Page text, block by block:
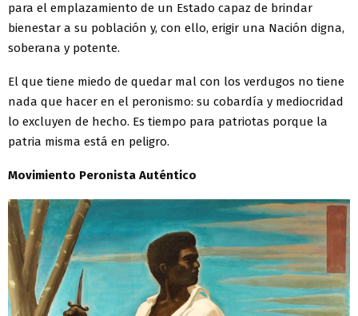
para el emplazamiento de un Estado capaz de brindar
bienestar a su población y, con ello, erigir una Nación digna,
soberana y potente.
El que tiene miedo de quedar mal con los verdugos no tiene
nada que hacer en el peronismo: su cobardía y mediocridad
lo excluyen de hecho. Es tiempo para patriotas porque la
patria misma está en peligro.
Movimiento Peronista Auténtico